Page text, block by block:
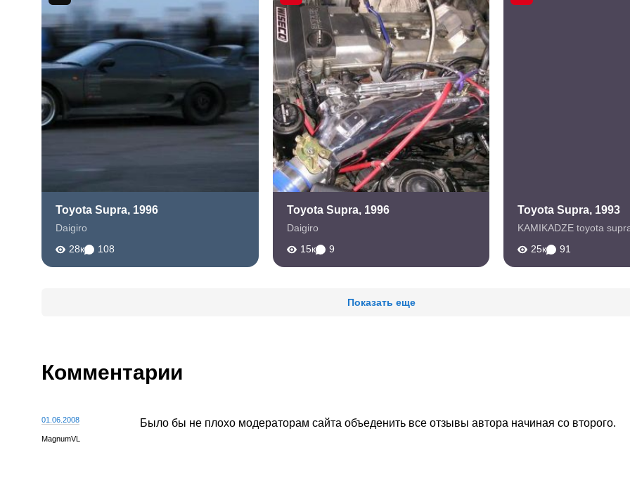
Toyota Supra, 1996
Daigiro
28к
108
Toyota Supra, 1996
Daigiro
15к
9
Toyota Supra, 1993
KAMIKADZE toyota
25к
91
Показать еще
Комментарии
01.06.2008
MagnumVL
Было бы не плохо модераторам сайта объеденить все отзывы автора начиная со второго.